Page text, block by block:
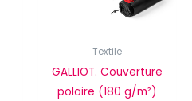
Textile
GALLIOT. Couverture
polaire (180 g/m²)